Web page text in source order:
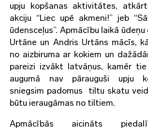
upju kopšanas aktivitātes,
akciju “Liec upē akmeni!” jeb
ūdensceļus”. Apmācību laikā
Urtāne un Andris Urtāns mācīs,
no aizbiruma ar kokiem un
pareizi izvākt latvāņus, kamēr
augumā nav pārauguši upju
sniegsim padomus tiltu skatu
būtu ieraugāmas no tiltiem.
Apmācībās aicināts